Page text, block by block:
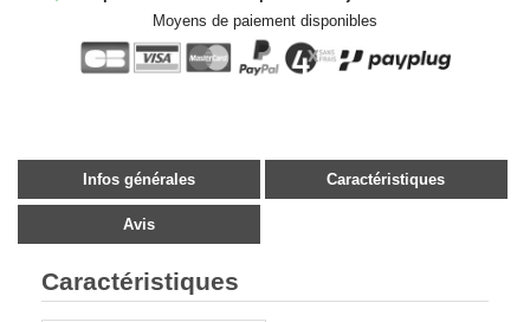
Moyens de paiement disponibles
Infos générales Caractéristiques
Avis
Caractéristiques